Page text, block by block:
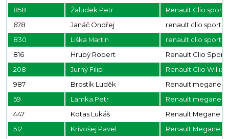
858
Žaludek Petr
Renault Clio sport
678
Janáč Ondřej
renault clio sport
830
Liška Martin
renault clio sport
816
Hrubý Robert
Renault Clio Sport
208
Jurný Filip
Renault Clio
987
Brostík Luděk
Renault megane
59
Lamka Petr
Renault megane
447
Kotas Lukáš
Renault Megane
512
Krivošej Pavel
Renault Megane